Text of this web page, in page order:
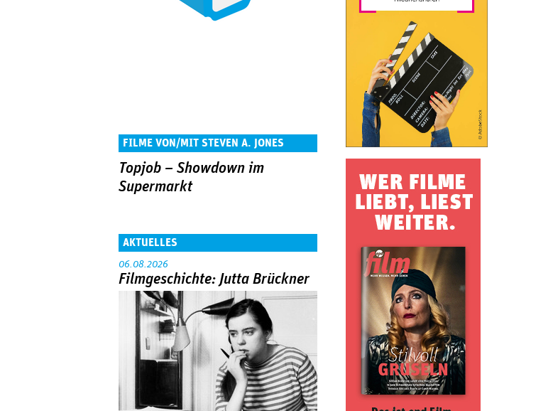
FILME VON/MIT STEVEN A. JONES
Topjob – Showdown im
Supermarkt
AKTUELLES
06.08.2026
Filmgeschichte: Jutta Brückner